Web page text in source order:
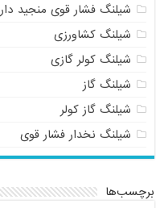
شیلنگ فشار قوی منجید دار
شیلنگ کشاورزی
شیلنگ کولر گازی
شیلنگ گاز
شیلنگ گاز کولر
شیلنگ نخدار فشار قوی
برچسب‌ها